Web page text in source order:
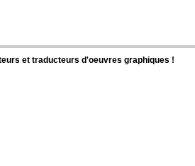
et traducteurs d'oeuvres graphiques !